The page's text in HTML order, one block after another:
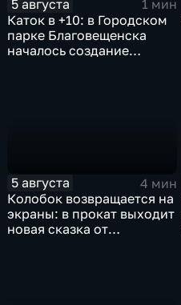
5 августа
1 мин
Каток в +10: в Городском
парке Благовещенска
началось создание
5 августа
4 мин
Колобок возвращается на
экраны: в прокат выходит
новая сказка от